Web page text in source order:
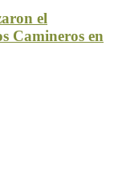
el
Camineros en